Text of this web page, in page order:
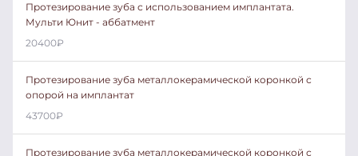
Протезирование зуба с использованием имплантата.
Мульти Юнит - аббатмент
20400₽
Протезирование зуба металлокерамической коронкой с
опорой на имплантат
43700₽
Протезирование зуба металлокерамической коронкой с